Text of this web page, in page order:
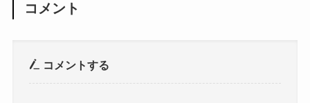
コメント
コメントする